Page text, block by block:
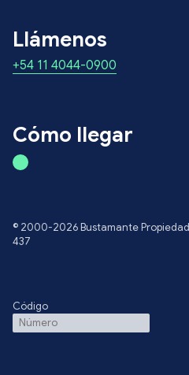
Llámenos
+54 11 4044-0900
Cómo llegar
© 2000-2026 Bustamante
437
Código